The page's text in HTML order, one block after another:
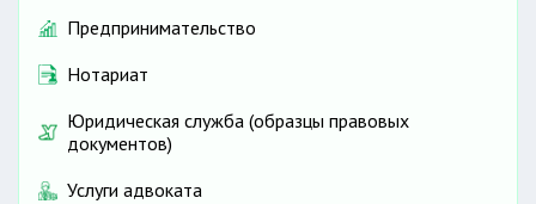
Предпринимательство
Нотариат
Юридическая служба (образцы правовых
документов)
Услуги адвоката